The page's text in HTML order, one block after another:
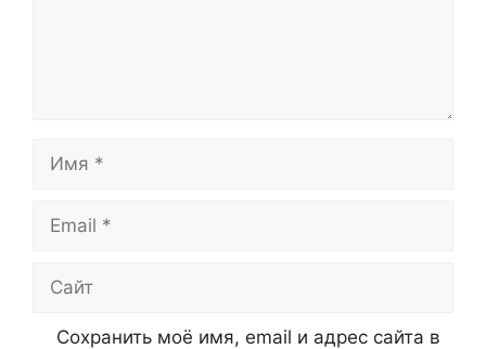
Сохранить моё имя, email и адрес сайта в